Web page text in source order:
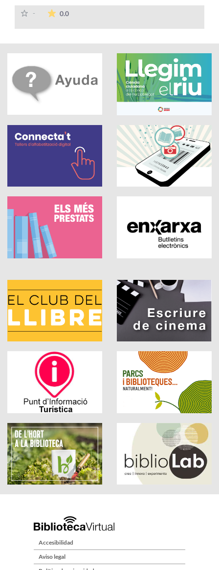
- 0.0La valoración media es de 0 estrellas de 5.
Accesibilidad
Aviso legal